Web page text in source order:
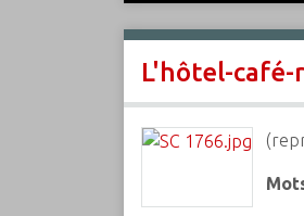
L'hôtel-café-